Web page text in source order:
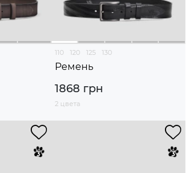
110 120 125 130
Ремень
1868 грн
2 цвета